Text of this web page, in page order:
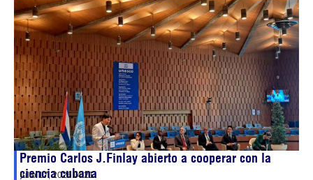
Premio Carlos J.Finlay abierto a cooperar con la
ciencia cubana
julio 17, 202614:21